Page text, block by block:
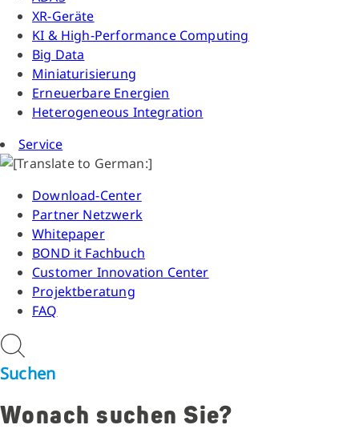
XR-Geräte
KI & High-Performance Computing
Big Data
Miniaturisierung
Erneuerbare Energien
Heterogeneous Integration
Service
Download-Center
Partner Netzwerk
Whitepaper
BOND it Fachbuch
Customer Innovation Center
Projektberatung
FAQ
Suchen
Wonach suchen Sie?